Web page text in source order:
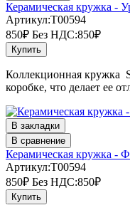
Керамическая кружка -
Артикул:T00594
850₽ Без НДС:850₽
Купить
Коллекционная кружка
коробке, что делает ее
В закладки
В сравнение
Керамическая кружка
Артикул:T00594
850₽ Без НДС:850₽
Купить